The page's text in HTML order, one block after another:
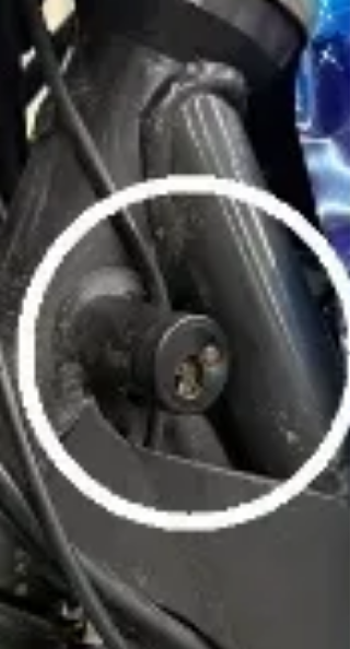
せて頂きます。 ※合鍵を作製すると、純正キー
合鍵 → さらに合鍵 → さらに合鍵 → さらに…
なり この繰り返しを行うと誤差がどんどん大き
くなり